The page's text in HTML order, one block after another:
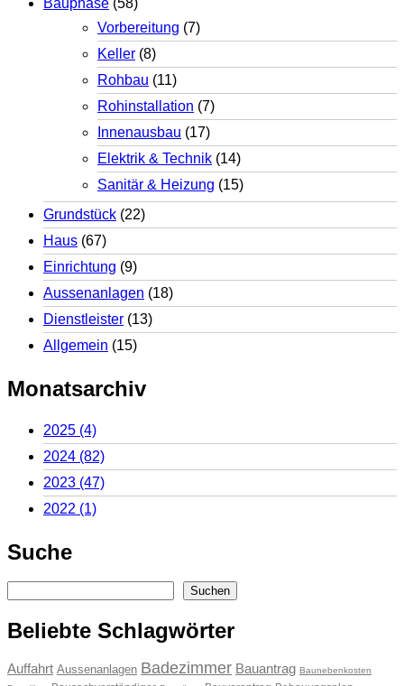
Bauphase (58)
Vorbereitung (7)
Keller (8)
Rohbau (11)
Rohinstallation (7)
Innenausbau (17)
Elektrik & Technik (14)
Sanitär & Heizung (15)
Grundstück (22)
Haus (67)
Einrichtung (9)
Aussenanlagen (18)
Dienstleister (13)
Allgemein (15)
Monatsarchiv
2025 (4)
2024 (82)
2023 (47)
2022 (1)
Suche
Suchen
Beliebte Schlagwörter
Auffahrt Aussenanlagen Badezimmer Bauantrag Baunebenkosten